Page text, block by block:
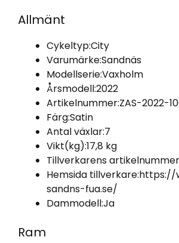
Allmänt
Cykeltyp:City
Varumärke:Sandnäs
Modellserie:Vaxholm
Årsmodell:2022
Artikelnummer:ZAS-2022-
Färg:Satin
Antal växlar:7
Vikt(kg):17,8 kg
Tillverkarens
Hemsida tillverkare:https://
sandns-fua.se/
Dammodell:Ja
Ram